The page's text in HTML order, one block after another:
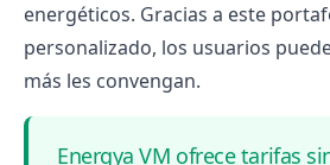
energéticos. Gracias a este
personalizado, los usuarios
más les convengan.
Energya VM ofrece tarifas